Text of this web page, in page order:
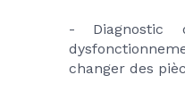
-
changer des